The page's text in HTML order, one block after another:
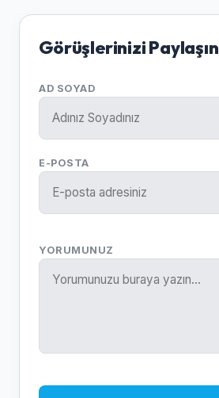
Görüşlerinizi Paylaşın
AD SOYAD
E-POSTA
YORUMUNUZ